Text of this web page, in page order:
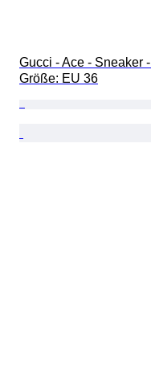
Gucci - Ace - Sneaker -
Größe: EU 36